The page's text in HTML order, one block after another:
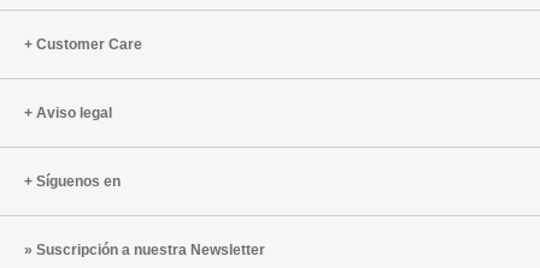
Customer Care
Aviso legal
Síguenos en
Suscripción a nuestra Newsletter